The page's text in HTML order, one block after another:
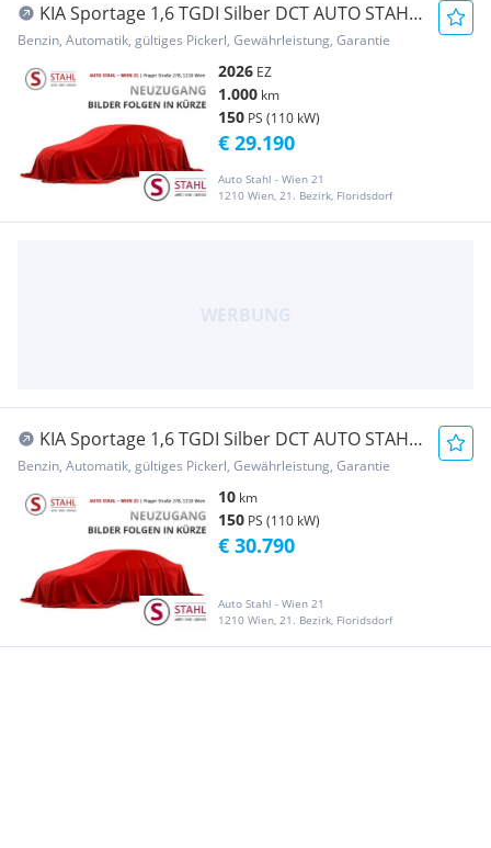
KIA Sportage 1,6 TGDI Silber DCT AUTO STAHL
WIEN 21...
Benzin, Automatik, gültiges Pickerl, Gewährleistung, Garantie
2026 EZ
1.000 km
150 PS (110 kW)
Auto Stahl - Wien 21
1210 Wien, 21. Bezirk, Floridsdorf
€ 29.190
KIA Sportage 1,6 TGDI Silber DCT AUTO STAHL
WIEN 21...
Benzin, Automatik, gültiges Pickerl, Gewährleistung, Garantie
10 km
150 PS (110 kW)
Auto Stahl - Wien 21
1210 Wien, 21. Bezirk, Floridsdorf
€ 30.790